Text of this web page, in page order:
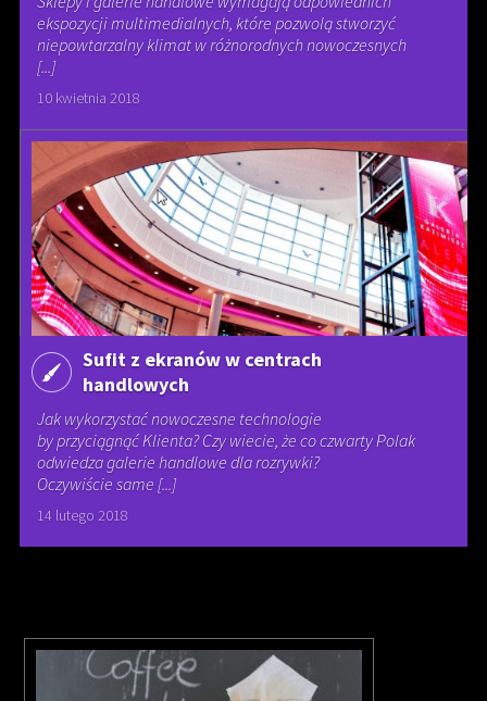
ekspozycji multimedialnych, które pozwolą stworzyć
niepowtarzalny klimat w różnorodnych nowoczesnych
[...]
10 kwietnia 2018
Sufit z ekranów w centrach
handlowych
Jak wykorzystać nowoczesne technologie
by przyciągnąć Klienta? Czy wiecie, że co czwarty Polak
odwiedza galerie handlowe dla rozrywki?
Oczywiście same [...]
14 lutego 2018